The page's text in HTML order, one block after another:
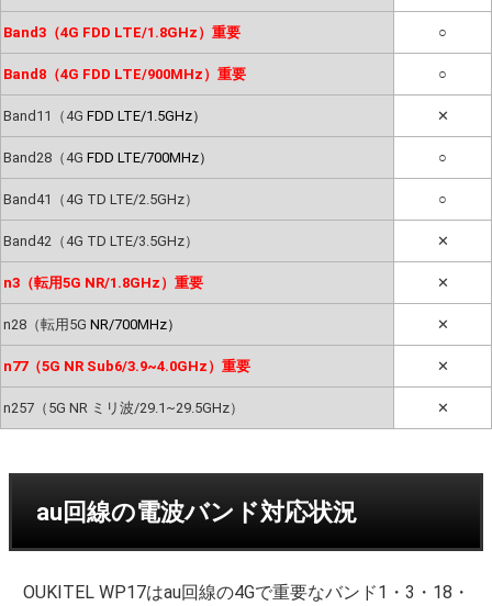
Band3（4G FDD LTE/1.8GHz）重要 ○
Band8（4G FDD LTE/900MHz）重要 ○
Band11（4G FDD LTE/1.5GHz） ✕
Band28（4G FDD LTE/700MHz） ○
Band41（4G TD LTE/2.5GHz） ○
Band42（4G TD LTE/3.5GHz） ✕
n3（転用5G NR/1.8GHz）重要 ✕
n28（転用5G NR/700MHz） ✕
n77（5G NR Sub6/3.9~4.0GHz）重要 ✕
n257（5G NR ミリ波/29.1~29.5GHz） ✕
au回線の電波バンド対応状況
OUKITEL WP17はau回線の4Gで重要なバンド1・3・18・